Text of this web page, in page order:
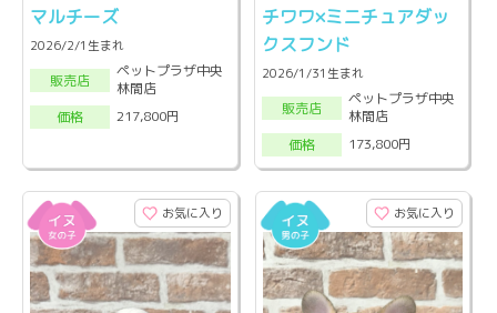
マルチーズ
2026/2/1生まれ
販売店
ペットプラザ中央
林間店
価格
217,800円
チワワ×ミニチュアダッ
クスフンド
2026/1/31生まれ
販売店
ペットプラザ中央
林間店
価格
173,800円
お気に入り お気に入り